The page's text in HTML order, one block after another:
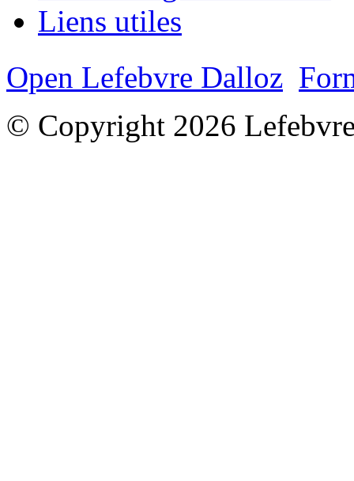
Liens utiles
Open Lefebvre Dalloz
© Copyright 2026